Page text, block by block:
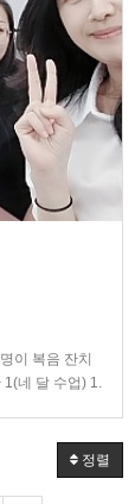
이 복음 잔치
네 달 수업) 1.
정렬